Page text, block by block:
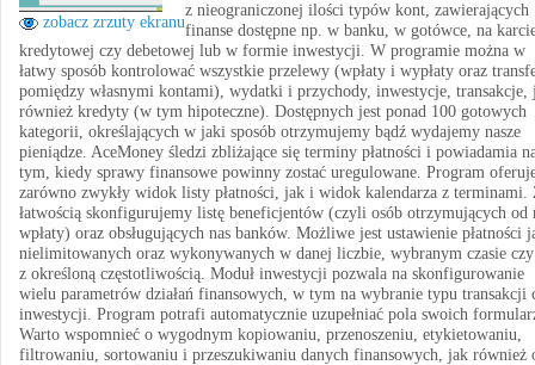
zobacz zrzuty ekranu
z nieograniczonej ilości typów kont, zawierających
finanse dostępne np. w banku, w gotówce, na
kredytowej czy debetowej lub w formie inwestycji. W programie można w
łatwy sposób kontrolować wszystkie przelewy (wpłaty i wypłaty oraz
pomiędzy własnymi kontami), wydatki i przychody, inwestycje, transakcje,
również kredyty (w tym hipoteczne). Dostępnych jest ponad 100 gotowych
kategorii, określających w jaki sposób otrzymujemy bądź wydajemy nasze
pieniądze. AceMoney śledzi zbliżające się terminy płatności i powiadamia
tym, kiedy sprawy finansowe powinny zostać uregulowane. Program
zarówno zwykły widok listy płatności, jak i widok kalendarza z terminami.
łatwością skonfigurujemy listę beneficjentów (czyli osób otrzymujących od
wpłaty) oraz obsługujących nas banków. Możliwe jest ustawienie płatności
nielimitowanych oraz wykonywanych w danej liczbie, wybranym czasie
z określoną częstotliwością. Moduł inwestycji pozwala na skonfigurowanie
wielu parametrów działań finansowych, w tym na wybranie typu transakcji
inwestycji. Program potrafi automatycznie uzupełniać pola swoich
Warto wspomnieć o wygodnym kopiowaniu, przenoszeniu, etykietowaniu,
filtrowaniu, sortowaniu i przeszukiwaniu danych finansowych, jak również